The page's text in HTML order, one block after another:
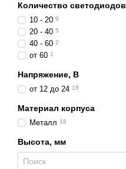
Количество светодиодов
10 - 20 9
20 - 40 5
40 - 60 2
от 60 1
Напряжение, В
от 12 до 24 18
Материал корпуса
Металл 18
Высота, мм